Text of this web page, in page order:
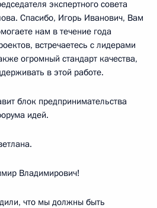
экспертного совета
Спасибо, Игорь Иванович, Вам
нам в течение года
встречаетесь с лидерами
огромный стандарт качества,
в этой работе.
блок предпринимательства
идей.
Владимирович!
что мы должны быть